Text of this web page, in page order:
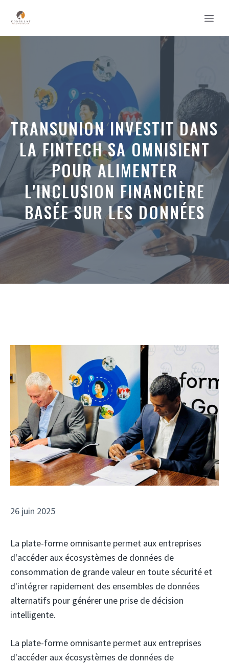
contenu
TRANSUNION INVESTIT DANS
LA FINTECH SA OMNISIENT
POUR ALIMENTER
L'INCLUSION FINANCIÈRE
BASÉE SUR LES DONNÉES
26 juin 2025
La plate-forme omnisante permet aux entreprises
d'accéder aux écosystèmes de données de
consommation de grande valeur en toute sécurité et
d'intégrer rapidement des ensembles de données
alternatifs pour générer une prise de décision
intelligente.
La plate-forme omnisante permet aux entreprises
d'accéder aux écosystèmes de données de